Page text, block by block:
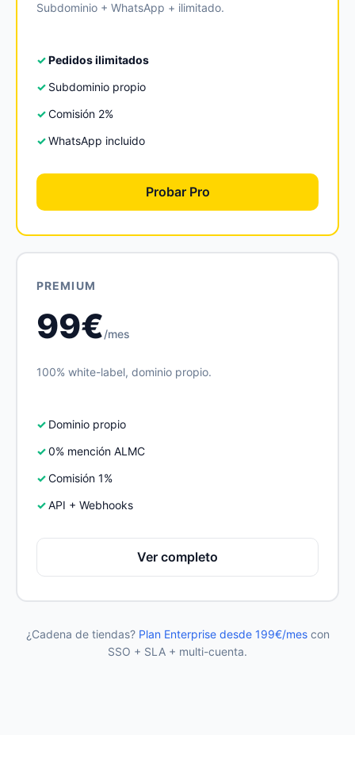
Subdominio + WhatsApp + ilimitado.
Pedidos ilimitados
Subdominio propio
Comisión 2%
WhatsApp incluido
Probar Pro
PREMIUM
99€/mes
100% white-label, dominio propio.
Dominio propio
0% mención ALMC
Comisión 1%
API + Webhooks
Ver completo
¿Cadena de tiendas? Plan Enterprise desde 199€/mescon
SSO + SLA + multi-cuenta.